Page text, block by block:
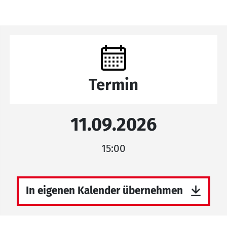
Termin
11.09.2026
15:00
In eigenen Kalender übernehmen